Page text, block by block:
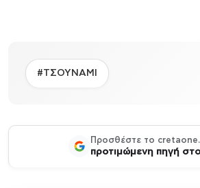
#ΤΣΟΥΝΑΜΙ
Προσθέστε το
προτιμώμενη πηγή